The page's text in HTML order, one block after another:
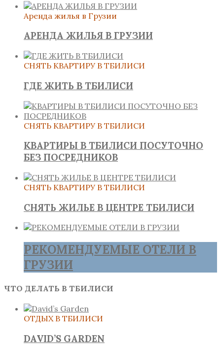
Аренда жилья в Грузии
АРЕНДА ЖИЛЬЯ В ГРУЗИИ
СНЯТЬ КВАРТИРУ В ТБИЛИСИ
ГДЕ ЖИТЬ В ТБИЛИСИ
СНЯТЬ КВАРТИРУ В ТБИЛИСИ
КВАРТИРЫ В ТБИЛИСИ ПОСУТОЧНО
БЕЗ ПОСРЕДНИКОВ
СНЯТЬ КВАРТИРУ В ТБИЛИСИ
СНЯТЬ ЖИЛЬЕ В ЦЕНТРЕ ТБИЛИСИ
РЕКОМЕНДУЕМЫЕ ОТЕЛИ В
ГРУЗИИ
ЧТО ДЕЛАТЬ В ТБИЛИСИ
ОТДЫХ В ТБИЛИСИ
DAVID’S GARDEN